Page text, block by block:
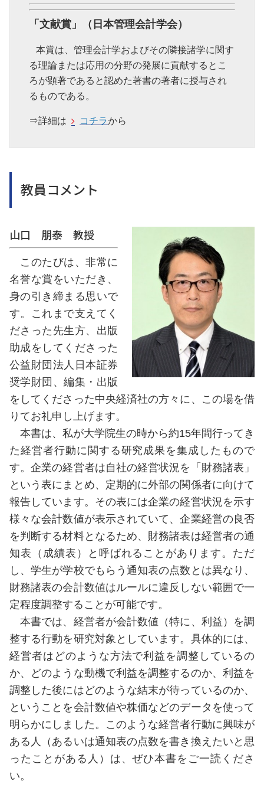
「文献賞」（日本管理会計学会）
本賞は、管理会計学およびその隣接諸学に関す
る理論または応用の分野の発展に貢献するとこ
ろが顕著であると認めた著書の著者に授与され
るものである。
⇒詳細は コチラから
教員コメント
山口 朋泰 教授
このたびは、非常に
名誉な賞をいただき、
身の引き締まる思いで
す。これまで支えてく
ださった先生方、出版
助成をしてくださった
公益財団法人日本証券
奨学財団、編集・出版
をしてくださった中央経済社の方々に、この場を借
りてお礼申し上げます。
本書は、私が大学院生の時から約15年間行ってき
た経営者行動に関する研究成果を集成したもので
す。企業の経営者は自社の経営状況を「財務諸表」
という表にまとめ、定期的に外部の関係者に向けて
報告しています。その表には企業の経営状況を示す
様々な会計数値が表示されていて、企業経営の良否
を判断する材料となるため、財務諸表は経営者の通
知表（成績表）と呼ばれることがあります。ただ
し、学生が学校でもらう通知表の点数とは異なり、
財務諸表の会計数値はルールに違反しない範囲で一
定程度調整することが可能です。
本書では、経営者が会計数値（特に、利益）を調
整する行動を研究対象としています。具体的には、
経営者はどのような方法で利益を調整しているの
か、どのような動機で利益を調整するのか、利益を
調整した後にはどのような結末が待っているのか、
ということを会計数値や株価などのデータを使って
明らかにしました。このような経営者行動に興味が
ある人（あるいは通知表の点数を書き換えたいと思
ったことがある人）は、ぜひ本書をご一読くださ
い。